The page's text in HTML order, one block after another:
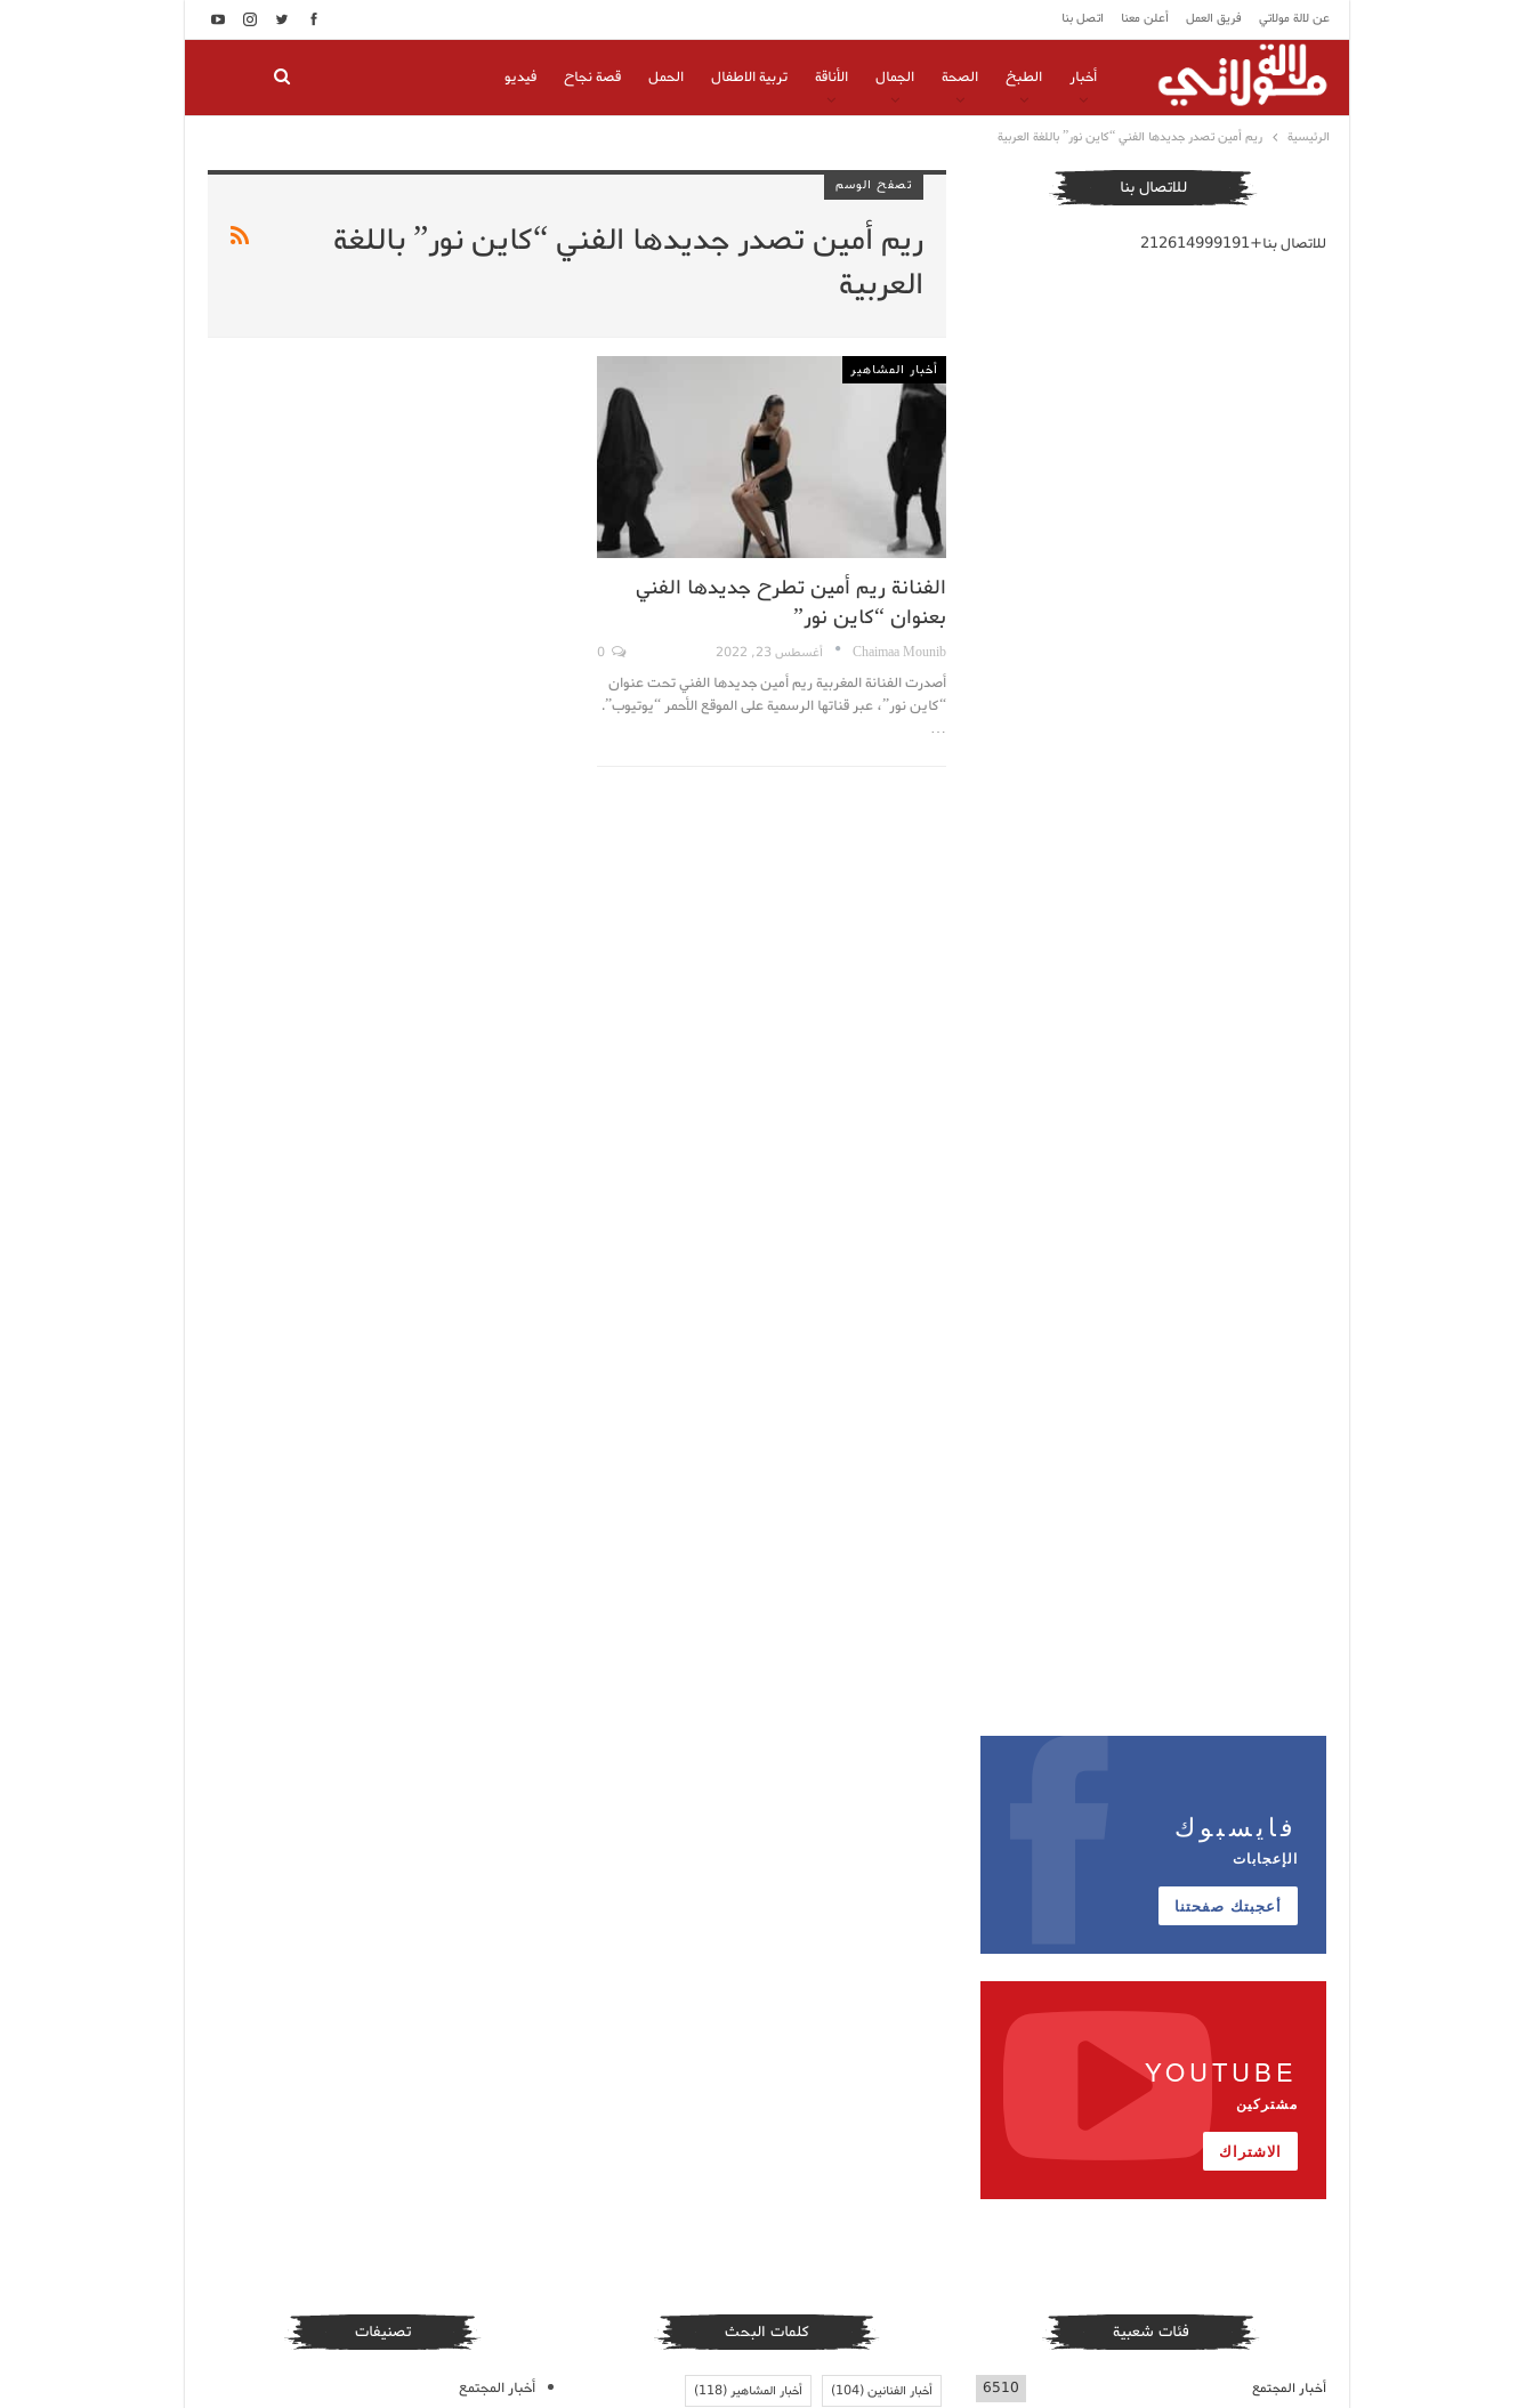
عن لالة مولاتي فريق العمل أعلن معنا اتصل بنا
أخبار الطبخ الصحة الجمال الأناقة تربية الاطفال الحمل قصة نجاح فيديو
الرئيسية ريم أمين تصدر جديدها الفني “كاين نور” باللغة العربية
تصفح الوسم
ريم أمين تصدر جديدها الفني “كاين نور” باللغة
العربية
أخبار المشاهير
الفنانة ريم أمين تطرح جديدها الفني
بعنوان “كاين نور”
Chaimaa Mounib أغسطس 23, 2022
أصدرت الفنانة المغربية ريم أمين جديدها الفني تحت عنوان
“كاين نور”، عبر قناتها الرسمية على الموقع الأحمر “يوتيوب”.
…
للاتصال بنا
للاتصال بنا+212614999191
فايسبوك
الإعجابات
أعجبتك صفحتنا
YOUTUBE
مشتركين
الاشتراك
فئات شعبية
أخبار المجتمع 6510
كلمات البحث
أخبار الفنانين(104) أخبار المشاهير(118)
تصنيفات
أخبار المجتمع